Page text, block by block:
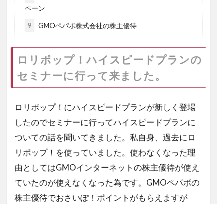
ペーン
9 GMOペパボ株式会社の株主優待
ロリポップ！ハイスピードプランの
セミナーに行って来ました。
ロリポップ！にハイスピードプランが新しく登場
したのでセミナーに行ってハイスピードプランに
ついての話を聞いてきました。私自身、過去にロ
リポップ！を使っていました。使わなくなった理
由としてはGMOインターネットの株主優待が使え
ていたのが使えなくなった為です。GMOペパボの
株主優待でおさいぽ！ポイントがもらえますが